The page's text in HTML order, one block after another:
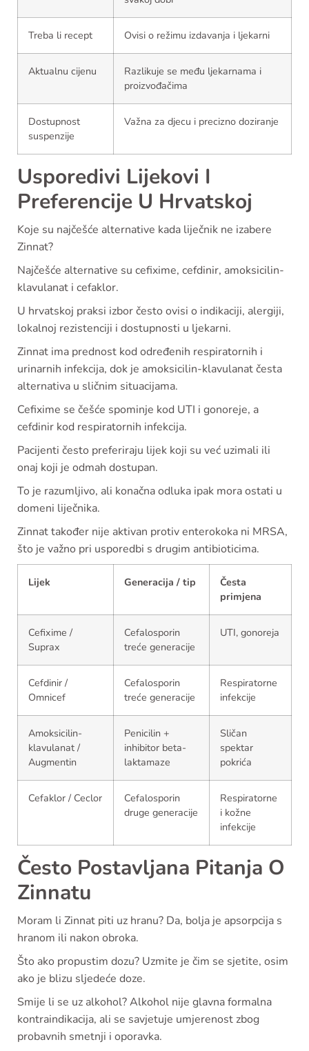
Treba li recept Ovisi o režimu izdavanja i ljekarni
Aktualnu cijenu
Razlikuje se među ljekarnama i
proizvođačima
Dostupnost
suspenzije
Važna za djecu i precizno doziranje
Usporedivi Lijekovi I
Preferencije U Hrvatskoj
Koje su najčešće alternative kada liječnik ne izabere
Zinnat?
Najčešće alternative su cefixime, cefdinir, amoksicilin-
klavulanat i cefaklor.
U hrvatskoj praksi izbor često ovisi o indikaciji, alergiji,
lokalnoj rezistenciji i dostupnosti u ljekarni.
Zinnat ima prednost kod određenih respiratornih i
urinarnih infekcija, dok je amoksicilin-klavulanat česta
alternativa u sličnim situacijama.
Cefixime se češće spominje kod UTI i gonoreje, a
cefdinir kod respiratornih infekcija.
Pacijenti često preferiraju lijek koji su već uzimali ili
onaj koji je odmah dostupan.
To je razumljivo, ali konačna odluka ipak mora ostati u
domeni liječnika.
Zinnat također nije aktivan protiv enterokoka ni MRSA,
što je važno pri usporedbi s drugim antibioticima.
Lijek Generacija / tip
Česta
primjena
Cefixime /
Suprax
Cefalosporin
treće generacije
UTI, gonoreja
Cefdinir /
Omnicef
Cefalosporin
treće generacije
Respiratorne
infekcije
Amoksicilin-
klavulanat /
Augmentin
Penicilin +
inhibitor beta-
laktamaze
Sličan
spektar
pokrića
Cefaklor / Ceclor
Cefalosporin
druge generacije
Respiratorne
i kožne
infekcije
Često Postavljana Pitanja O
Zinnatu
Moram li Zinnat piti uz hranu? Da, bolja je apsorpcija s
hranom ili nakon obroka.
Što ako propustim dozu? Uzmite je čim se sjetite, osim
ako je blizu sljedeće doze.
Smije li se uz alkohol? Alkohol nije glavna formalna
kontraindikacija, ali se savjetuje umjerenost zbog
probavnih smetnji i oporavka.